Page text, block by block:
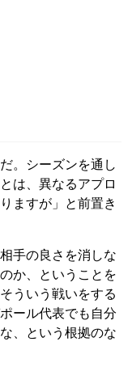
。シーズンを通し
は、異なるアプロ
ますが」と前置き
手の良さを消しな
か、ということを
ういう戦いをする
ール代表でも自分
、という根拠のな